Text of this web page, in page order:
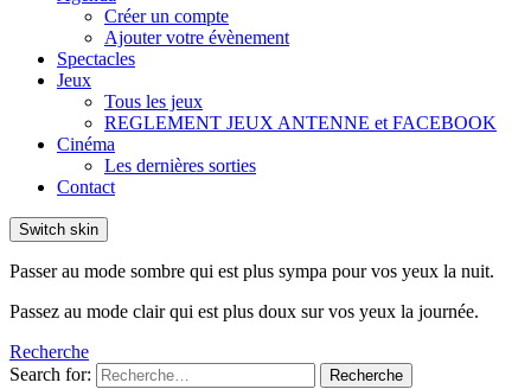
Créer un compte
Ajouter votre évènement
Spectacles
Jeux
Tous les jeux
REGLEMENT JEUX ANTENNE et FACEBOOK
Cinéma
Les dernières sorties
Contact
Switch skin
Passer au mode sombre qui est plus sympa pour vos yeux la nuit.
Passez au mode clair qui est plus doux sur vos yeux la journée.
Recherche
Search for:
Recherche